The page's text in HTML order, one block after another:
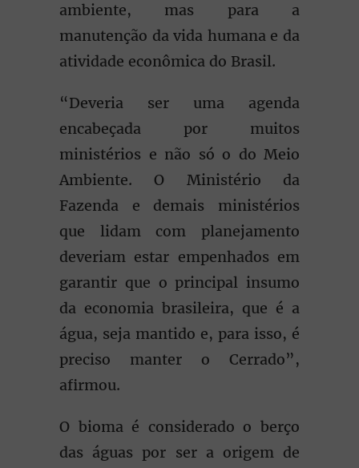
ambiente, mas para a
manutenção da vida humana e da
atividade econômica do Brasil.
“Deveria ser uma agenda
encabeçada por muitos
ministérios e não só o do Meio
Ambiente. O Ministério da
Fazenda e demais ministérios
que lidam com planejamento
deveriam estar empenhados em
garantir que o principal insumo
da economia brasileira, que é a
água, seja mantido e, para isso, é
preciso manter o Cerrado”,
afirmou.
O bioma é considerado o berço
das águas por ser a origem de